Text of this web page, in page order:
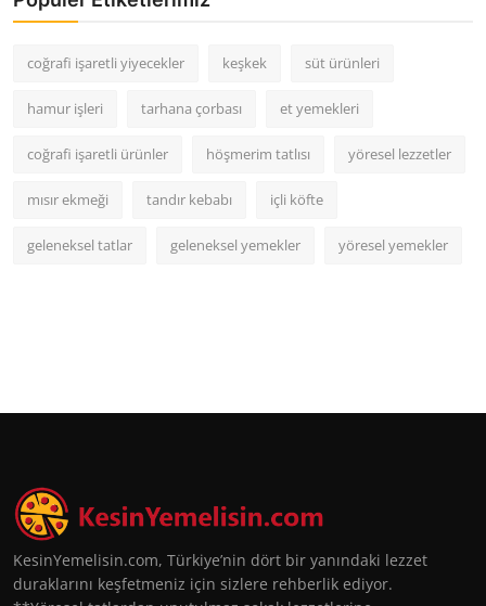
coğrafi işaretli yiyecekler keşkek süt ürünleri
hamur işleri tarhana çorbası et yemekleri
coğrafi işaretli ürünler höşmerim tatlısı yöresel lezzetler
mısır ekmeği tandır kebabı içli köfte
geleneksel tatlar geleneksel yemekler yöresel yemekler
KesinYemelisin.com, Türkiye’nin dört bir yanındaki lezzet
duraklarını keşfetmeniz için sizlere rehberlik ediyor.